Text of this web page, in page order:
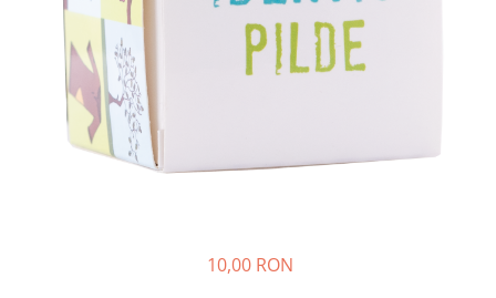
Prietenie, Logodnă și Căsătorie
Bărbați
Cărți de Colorat
Conducerea și Păstorirea Bisericii
10,00 RON